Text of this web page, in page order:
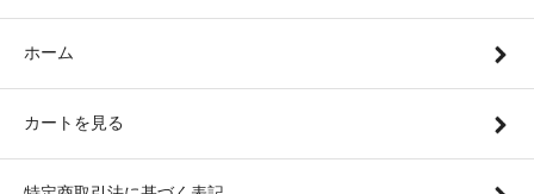
ホーム
カートを見る